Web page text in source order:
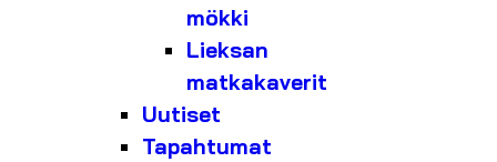
mökki
Lieksan
matkakaverit
Uutiset
Tapahtumat